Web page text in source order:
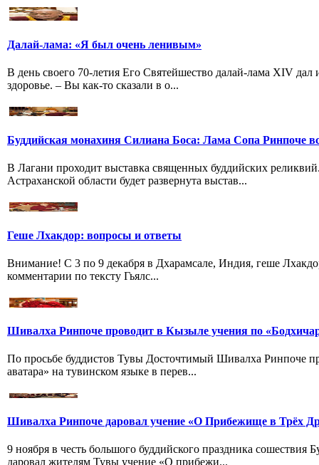
Далай-лама: «Я был очень ленивым»
В день своего 70-летия Его Святейшество далай-лама XIV
здоровье. – Вы как-то сказали в о...
Буддийская монахиня Силиана Боса: Лама Сопа Ринпоче
В Лагани проходит выставка священных буддийских
Астраханской области будет развернута выстав...
Геше Лхакдор: вопросы и ответы
Внимание! С 3 по 9 декабря в Дхарамсале, Индия, геше
комментарии по тексту Гьялс...
Шивалха Ринпоче проводит в Кызыле учения по
По просьбе буддистов Тувы Досточтимый Шивалха Ринпоче
аватара» на тувинском языке в перев...
Шивалха Ринпоче даровал учение «О Прибежище в Трёх
9 ноября в честь большого буддийского праздника
даровал жителям Тувы учение «О прибежи...